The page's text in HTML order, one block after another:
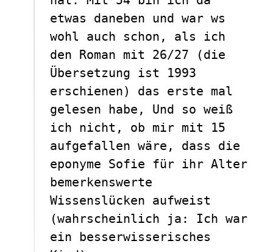
etwas daneben und war ws
wohl auch schon, als ich
den Roman mit 26/27 (die
Übersetzung ist 1993
erschienen) das erste mal
gelesen habe, Und so weiß
ich nicht, ob mir mit 15
aufgefallen wäre, dass die
eponyme Sofie für ihr Alter
bemerkenswerte
Wissenslücken aufweist
(wahrscheinlich ja: Ich war
ein besserwisserisches